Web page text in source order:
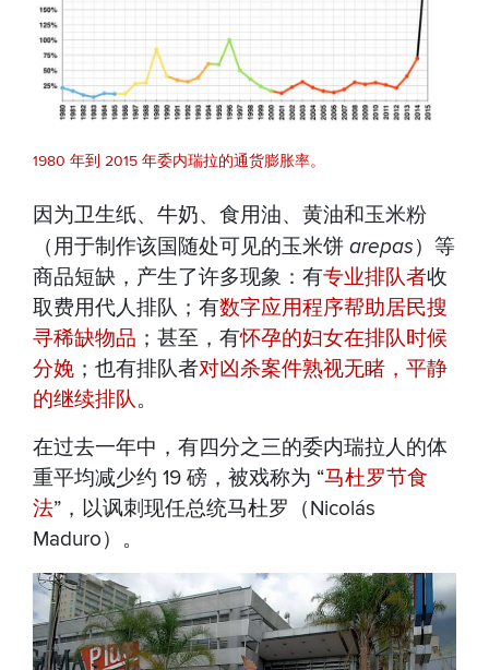
1980 年到 2015 年委内瑞拉的通货膨胀率。
因为卫生纸、牛奶、食用油、黄油和玉米粉
（用于制作该国随处可见的玉米饼 arepas）等
商品短缺，产生了许多现象：有专业排队者收
取费用代人排队；有数字应用程序帮助居民搜
寻稀缺物品 ；甚至，有怀孕的妇女在排队时候
分娩 ；也有排队者对凶杀案件熟视无睹，平静
的继续排队。
在过去一年中，有四分之三的委内瑞拉人的体
重平均减少约 19 磅，被戏称为 “马杜罗节食
法”，以讽刺现任总统马杜罗（Nicolás
Maduro）。